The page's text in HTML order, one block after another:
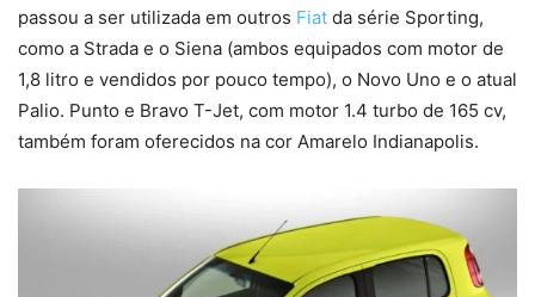
passou a ser utilizada em outros Fiat da série Sporting,
como a Strada e o Siena (ambos equipados com motor de
1,8 litro e vendidos por pouco tempo), o Novo Uno e o atual
Palio. Punto e Bravo T-Jet, com motor 1.4 turbo de 165 cv,
também foram oferecidos na cor Amarelo Indianapolis.